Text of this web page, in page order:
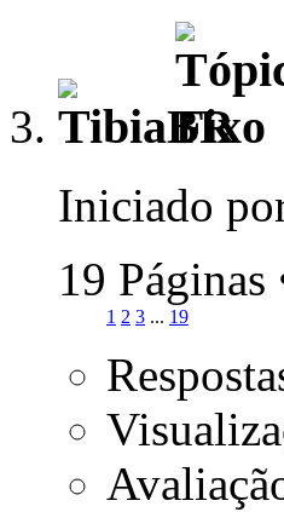
Iniciado
19 Páginas
1 2 3 ... 19